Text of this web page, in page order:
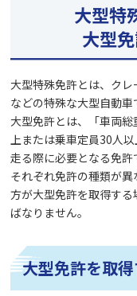
大型特
大型
大型特殊免許とは、ク
などの特殊な大型自動
大型免許とは、「車両
上または乗車定員30人
走る際に必要となる免許
それぞれ免許の種類が
方が大型免許を取得す
ばなりません。
大型免許を取